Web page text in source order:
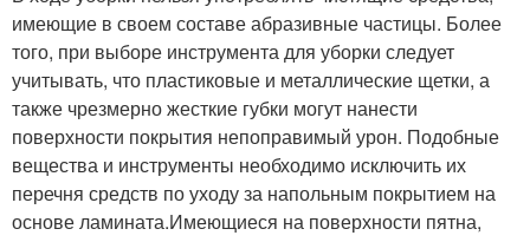
имеющие в своем составе абразивные частицы. Более
того, при выборе инструмента для уборки следует
учитывать, что пластиковые и металлические щетки, а
также чрезмерно жесткие губки могут нанести
поверхности покрытия непоправимый урон. Подобные
вещества и инструменты необходимо исключить их
перечня средств по уходу за напольным покрытием на
основе ламината.Имеющиеся на поверхности пятна,